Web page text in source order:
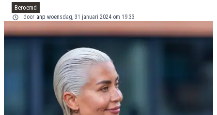
Beroemd
door anp woensdag, 31 januari 2024 om 19:33